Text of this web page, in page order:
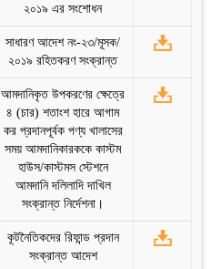
২০১৯ এর সংশোধন
সাধারণ আদেশ নং-২৩/মূসক/
২০১৯ রহিতকরণ সংক্রান্ত
আমদানিকৃত উপকরণের ক্ষেত্রে
৪ (চার) শতাংশ হারে আগাম
কর প্রদানপূর্বক পণ্য খালাসের
সময় আমদানিকারককে কাস্টম
হাউস/কাস্টমস স্টেশনে
আমদানি দলিলাদি দাখিল
সংক্রান্ত নির্দেশনা।
কূটনৈতিকদের রিফান্ড প্রদান
সংক্রান্ত আদেশ